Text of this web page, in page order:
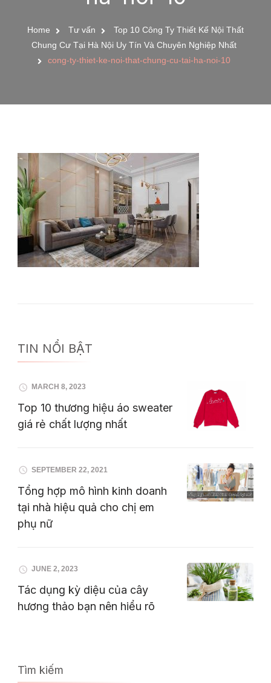
Home Tư vấn
Top 10 Công Ty Thiết Kế Nội Thất
Chung Cư Tại Hà Nội Uy Tín Và Chuyên Nghiệp Nhất
cong-ty-thiet-ke-noi-that-chung-cu-tai-ha-noi-10
TIN NỔI BẬT
MARCH 8, 2023
Top 10 thương hiệu áo sweater
giá rẻ chất lượng nhất
SEPTEMBER 22, 2021
Tổng hợp mô hình kinh doanh
tại nhà hiệu quả cho chị em
phụ nữ
JUNE 2, 2023
Tác dụng kỳ diệu của cây
hương thảo bạn nên hiểu rõ
Tìm kiếm